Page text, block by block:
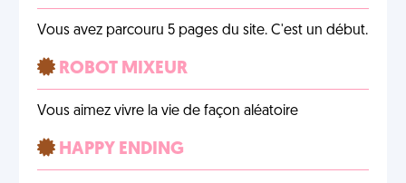
Vous avez parcouru 5 pages du site. C'est un début.
ROBOT MIXEUR
Vous aimez vivre la vie de façon aléatoire
HAPPY ENDING